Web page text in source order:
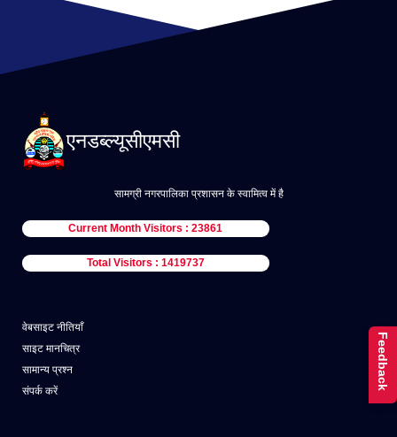
एनडब्ल्यूसीएमसी
सामग्री नगरपालिका प्रशासन के स्वामित्व में है
Current Month Visitors : 23861
Total Visitors : 1419737
वेबसाइट नीतियाँ
साइट मानचित्र
सामान्य प्रश्न
संपर्क करें
Feedback